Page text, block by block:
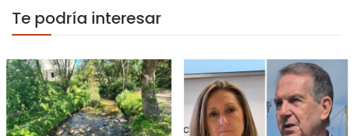
Te podría interesar